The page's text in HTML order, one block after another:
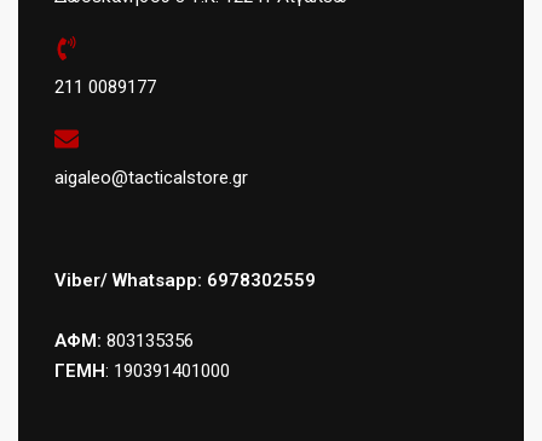
211 0089177
aigaleo@tacticalstore.gr
Viber/ Whatsapp: 6978302559
ΑΦΜ: 803135356
ΓΕΜΗ: 190391401000